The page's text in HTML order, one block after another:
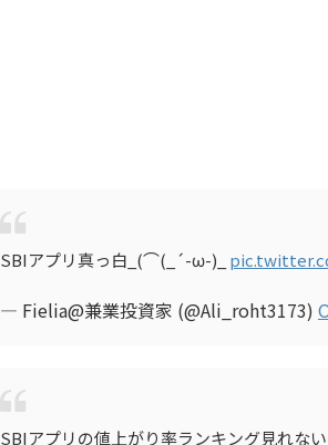
SBIアプリ真っ白_(⌒(_´-ω-)_
— Fielia@兼業投資家 (@Ali_roht3173)
SBIアプリの値上がり率ランキング見れな